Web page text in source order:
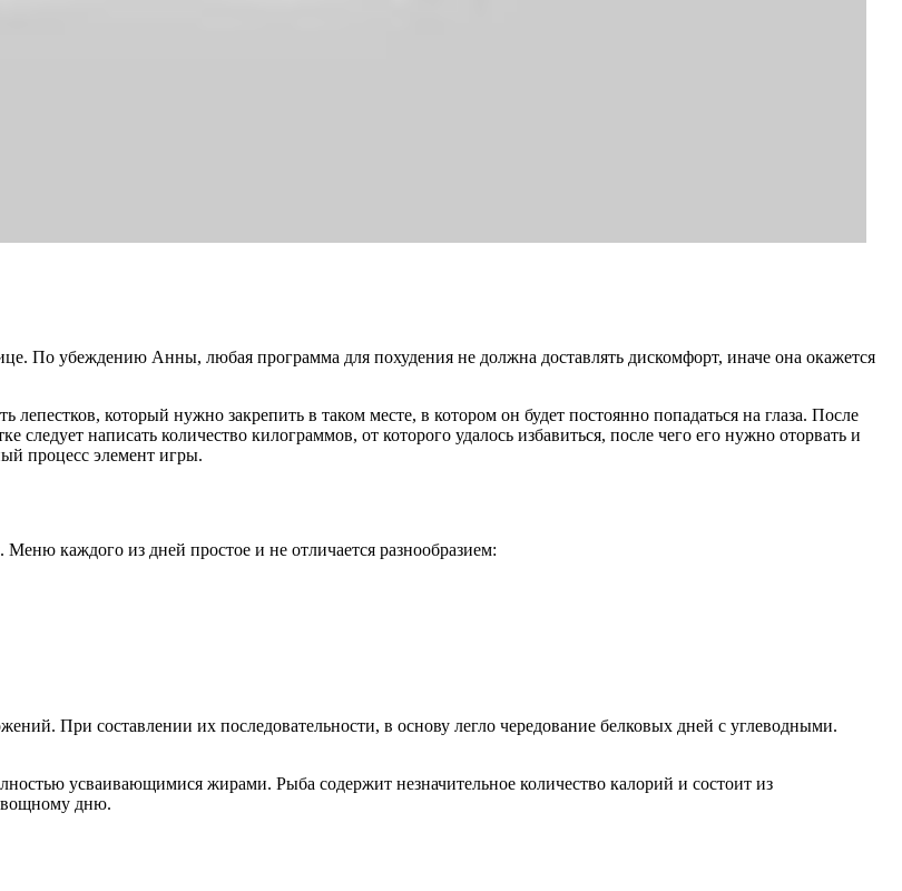
По убеждению Анны, любая программа для похудения не должна доставлять дискомфорт, иначе она окажется
который нужно закрепить в таком месте, в котором он будет постоянно попадаться на глаза. После
написать количество килограммов, от которого удалось избавиться, после чего его нужно оторвать и
процесс элемент игры.
каждого из дней простое и не отличается разнообразием:
При составлении их последовательности, в основу легло чередование белковых дней с углеводными.
усваивающимися жирами. Рыба содержит незначительное количество калорий и состоит из
дню.